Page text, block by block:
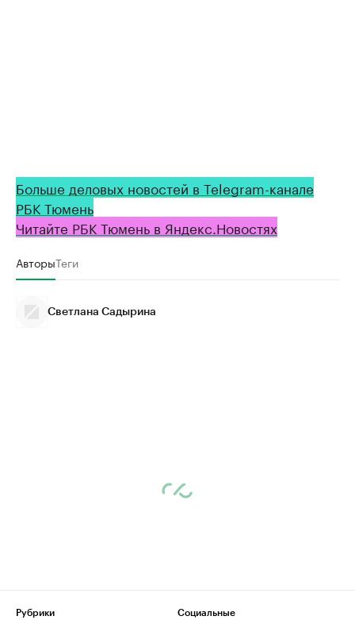
Больше деловых новостей в Telegram-канале
РБК Тюмень
Читайте РБК Тюмень в Яндекс.Новостях
АвторыТеги
Светлана Садырина
Рубрики
Социальные